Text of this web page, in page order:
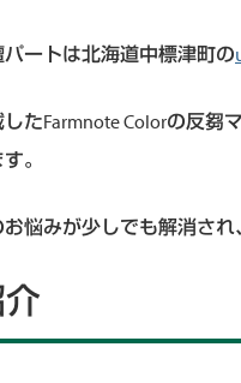
パートは北海道中標津町の
たFarmnote Colorの反
。
悩みが少しでも解消さ